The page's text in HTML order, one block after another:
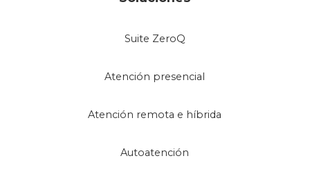
Suite ZeroQ
Atención presencial
Atención remota e híbrida
Autoatención